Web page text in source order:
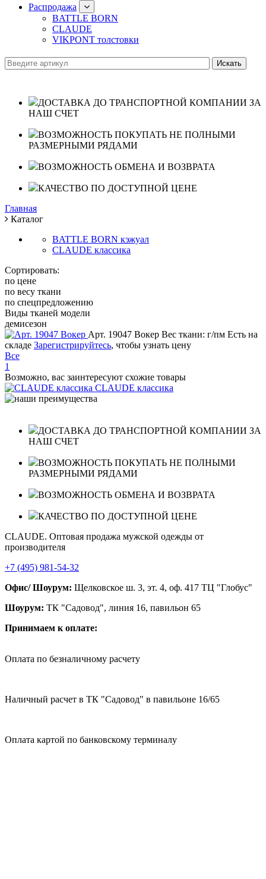
Распродажа
BATTLE BORN
CLAUDE
VIKPONT толстовки
ДОСТАВКА ДО ТРАНСПОРТНОЙ КОМПАНИИ ЗА
НАШ СЧЕТ
ВОЗМОЖНОСТЬ ПОКУПАТЬ НЕ ПОЛНЫМИ
РАЗМЕРНЫМИ РЯДАМИ
ВОЗМОЖНОСТЬ ОБМЕНА И ВОЗВРАТА
КАЧЕСТВО ПО ДОСТУПНОЙ ЦЕНЕ
Главная
Каталог
BATTLE BORN кэжуал
CLAUDE классика
Сортировать:
по цене
по весу ткани
по спецпредложению
Виды тканей модели
демисезон
Арт. 19047 Вокер Вес ткани: г/пм Есть на
складе Зарегистрируйтесь, чтобы узнать цену
Все
1
Возможно, вас заинтересуют схожие товары
CLAUDE классика
ДОСТАВКА ДО ТРАНСПОРТНОЙ КОМПАНИИ ЗА
НАШ СЧЕТ
ВОЗМОЖНОСТЬ ПОКУПАТЬ НЕ ПОЛНЫМИ
РАЗМЕРНЫМИ РЯДАМИ
ВОЗМОЖНОСТЬ ОБМЕНА И ВОЗВРАТА
КАЧЕСТВО ПО ДОСТУПНОЙ ЦЕНЕ
CLAUDE. Оптовая продажа мужской одежды от
производителя
+7 (495) 981-54-32
Офис/ Шоурум: Щелковское ш. 3, эт. 4, оф. 417 ТЦ "Глобус"
Шоурум: ТК "Садовод", линия 16, павильон 65
Принимаем к оплате:
Оплата по безналичному расчету
Наличный расчет в ТК "Садовод" в павильоне 16/65
Оплата картой по банковскому терминалу